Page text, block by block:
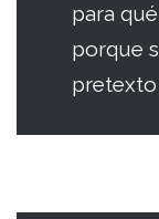
para
porque
pretexto